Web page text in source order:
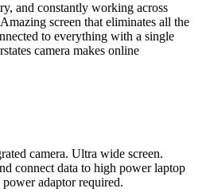
and constantly working across
screen that eliminates all the
to everything with a single
camera makes online
camera. Ultra wide screen.
connect data to high power laptop
adaptor required.